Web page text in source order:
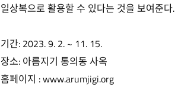
일상복으로 활용할 수 있다는 것을 보여준다.
기간: 2023. 9. 2. ~ 11. 15.
장소: 아름지기 통의동 사옥
홈페이지 :www.arumjigi.org